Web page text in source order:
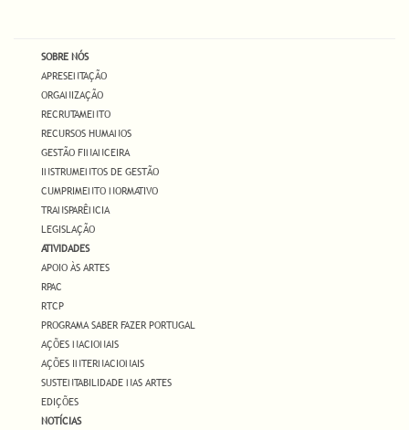
SOBRE NÓS
APRESENTAÇÃO
ORGANIZAÇÃO
RECRUTAMENTO
RECURSOS HUMANOS
GESTÃO FINANCEIRA
INSTRUMENTOS DE GESTÃO
CUMPRIMENTO NORMATIVO
TRANSPARÊNCIA
LEGISLAÇÃO
ATIVIDADES
APOIO ÀS ARTES
RPAC
RTCP
PROGRAMA SABER FAZER PORTUGAL
AÇÕES NACIONAIS
AÇÕES INTERNACIONAIS
SUSTENTABILIDADE NAS ARTES
EDIÇÕES
NOTÍCIAS